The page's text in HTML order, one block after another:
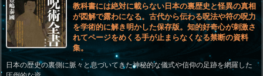
教科書には絶対に載らない日本の裏歴史と怪異の真相
が図解で露わになる。古代から伝わる呪法や符の呪力
を学術的に解き明かした保存版。知的好奇心が刺激さ
れてページをめくる手が止まらなくなる禁断の資料
集。
日本の歴史の裏側に脈々と息づいてきた神秘的な儀式や信仰の足跡を網羅した